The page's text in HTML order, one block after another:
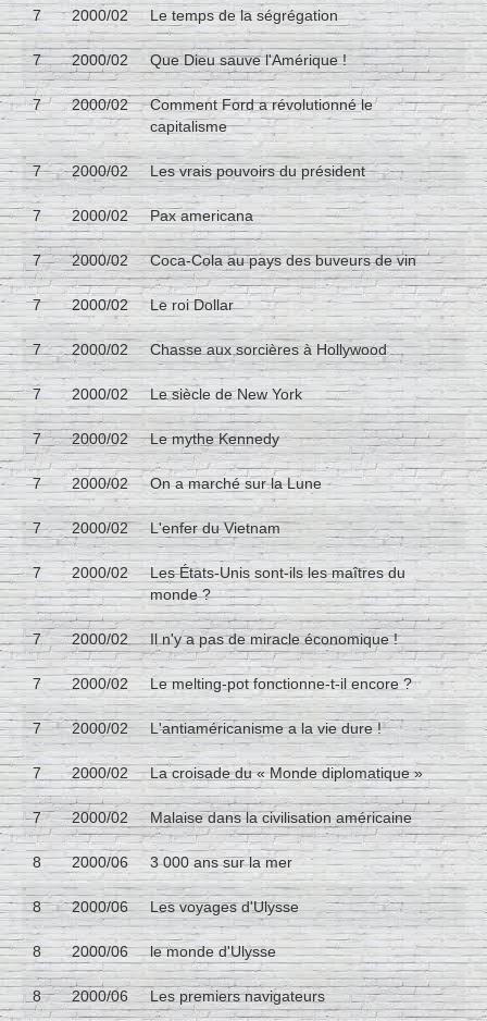
7 2000/02 Le temps de la ségrégation
7 2000/02 Que Dieu sauve l'Amérique !
7 2000/02
Comment Ford a révolutionné le
capitalisme
7 2000/02 Les vrais pouvoirs du président
7 2000/02 Pax americana
7 2000/02 Coca-Cola au pays des buveurs de vin
7 2000/02 Le roi Dollar
7 2000/02 Chasse aux sorcières à Hollywood
7 2000/02 Le siècle de New York
7 2000/02 Le mythe Kennedy
7 2000/02 On a marché sur la Lune
7 2000/02 L'enfer du Vietnam
7 2000/02
Les États-Unis sont-ils les maîtres du
monde ?
7 2000/02 Il n'y a pas de miracle économique !
7 2000/02 Le melting-pot fonctionne-t-il encore ?
7 2000/02 L'antiaméricanisme a la vie dure !
7 2000/02 La croisade du « Monde diplomatique »
7 2000/02 Malaise dans la civilisation américaine
8 2000/06 3 000 ans sur la mer
8 2000/06 Les voyages d'Ulysse
8 2000/06 le monde d'Ulysse
8 2000/06 Les premiers navigateurs